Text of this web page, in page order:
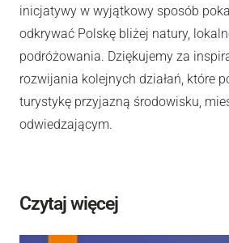
inicjatywy w wyjątkowy sposób
odkrywać Polskę bliżej natury,
podróżowania. Dziękujemy za
rozwijania kolejnych działań, które
turystykę przyjazną środowisku,
odwiedzającym.
Czytaj więcej